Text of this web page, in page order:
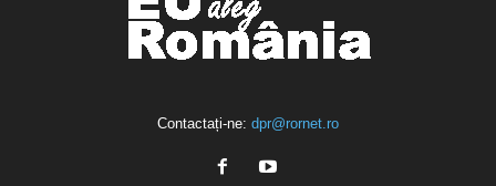
Contactați-ne: dpr@rornet.ro